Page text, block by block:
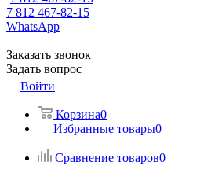
7 812 467-82-15
WhatsApp
Заказать звонок
Задать вопрос
Войти
Корзина0
Избранные товары0
Сравнение товаров0